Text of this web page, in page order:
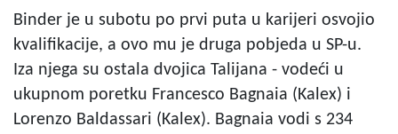
Binder je u subotu po prvi puta u karijeri osvojio
kvalifikacije, a ovo mu je druga pobjeda u SP-u.
Iza njega su ostala dvojica Talijana - vodeći u
ukupnom poretku Francesco Bagnaia (Kalex) i
Lorenzo Baldassari (Kalex). Bagnaia vodi s 234